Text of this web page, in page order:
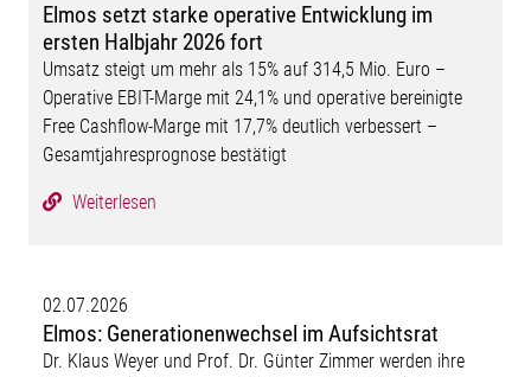
Elmos setzt starke operative Entwicklung im
ersten Halbjahr 2026 fort
Umsatz steigt um mehr als 15% auf 314,5 Mio. Euro –
Operative EBIT-Marge mit 24,1% und operative bereinigte
Free Cashflow-Marge mit 17,7% deutlich verbessert –
Gesamtjahresprognose bestätigt
Weiterlesen
02.07.2026
Elmos: Generationenwechsel im Aufsichtsrat
Dr. Klaus Weyer und Prof. Dr. Günter Zimmer werden ihre